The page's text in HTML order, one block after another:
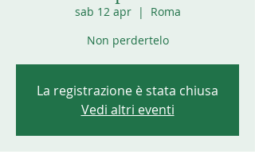
sab 12 apr
  |
Roma
Non perdertelo
La registrazione è stata chiusa
Vedi altri eventi